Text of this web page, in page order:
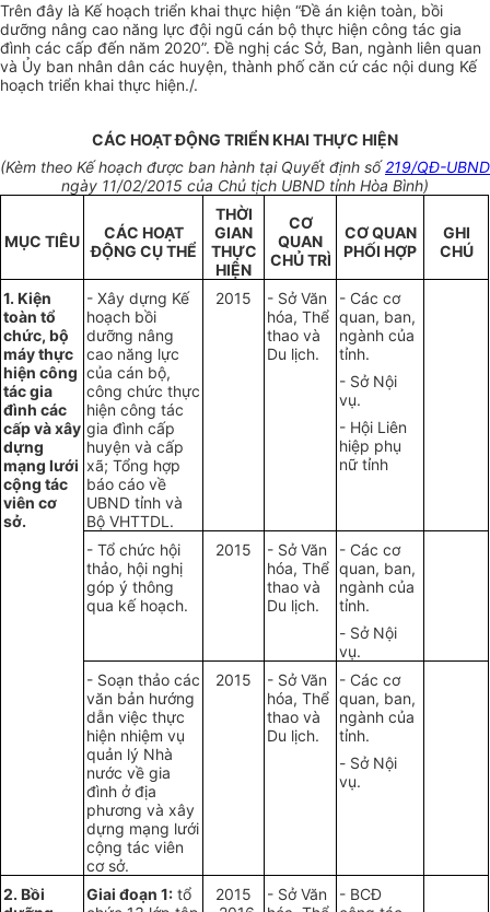
Trên đây là Kế hoạch triển khai thực hiện “Đề án kiện toàn, bồi
dưỡng nâng cao năng lực đội ngũ cán bộ thực hiện công tác gia
đình các cấp đến năm 2020”. Đề nghị các Sở, Ban, ngành liên quan
và Ủy ban nhân dân các huyện, thành phố căn cứ các nội dung Kế
hoạch triển khai thực hiện./.
CÁC HOẠT ĐỘNG TRIỂN KHAI THỰC HIỆN
(Kèm theo Kế hoạch được ban hành tại Quyết định số219/QĐ-UBND
ngày 11/02/2015 của Chủ tịch UBND tỉnh Hòa Bình)
MỤC TIÊU
CÁC HOẠT
ĐỘNG CỤ THỂ
THỜI
GIAN
THỰC
HIỆN
CƠ
QUAN
CHỦ TRÌ
CƠ QUAN
PHỐI HỢP
GHI
CHÚ
1. Kiện
toàn tổ
chức, bộ
máy thực
hiện công
tác gia
đình các
cấp và xây
dựng
mạng lưới
cộng tác
viên cơ
sở.
- Xây dựng Kế
hoạch bồi
dưỡng nâng
cao năng lực
của cán bộ,
công chức thực
hiện công tác
gia đình cấp
huyện và cấp
xã;Tổng hợp
báo cáo về
UBND tỉnh và
Bộ VHTTDL.
2015
- Sở Văn
hóa, Thể
thao và
Du lịch.
- Các cơ
quan, ban,
ngành của
tỉnh.
- Sở Nội
vụ.
- Hội Liên
hiệp phụ
nữ tỉnh
- Tổ chức hội
thảo, hội nghị
góp ý thông
qua kế hoạch.
2015
- Sở Văn
hóa, Thể
thao và
Du lịch.
- Các cơ
quan, ban,
ngành của
tỉnh.
- Sở Nội
vụ.
- Soạn thảo các
văn bản hướng
dẫn việc thực
hiện nhiệm vụ
quản lý Nhà
nước về gia
đình ở địa
phương và xây
dựng mạng lưới
cộng tác viên
cơ sở.
2015
- Sở Văn
hóa, Thể
thao và
Du lịch.
- Các cơ
quan, ban,
ngành của
tỉnh.
- Sở Nội
vụ.
2. Bồi
Giai đoạn 1: tổ
2015
- Sở Văn
- BCĐ